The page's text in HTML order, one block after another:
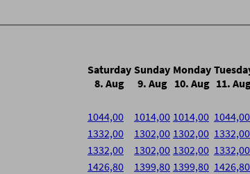
Saturday
8. Aug
Sunday
9. Aug
Monday
10. Aug 11.
1044,00 1014,00 1014,00 1044,00
1332,00 1302,00 1302,00 1332,00
1332,00 1302,00 1302,00 1332,00
1426,80 1399,80 1399,80 1426,80